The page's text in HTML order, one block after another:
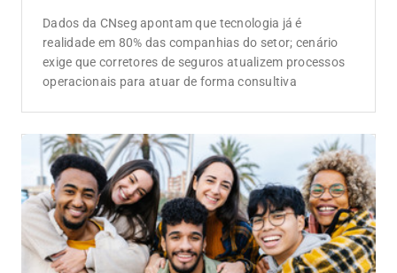
Dados da CNseg apontam que tecnologia já é
realidade em 80% das companhias do setor; cenário
exige que corretores de seguros atualizem processos
operacionais para atuar de forma consultiva